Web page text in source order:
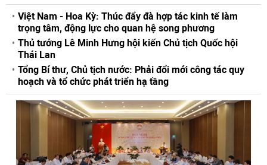
Việt Nam - Hoa Kỳ: Thúc đẩy đà hợp tác kinh tế làm
trọng tâm, động lực cho quan hệ song phương
Thủ tướng Lê Minh Hưng hội kiến Chủ tịch Quốc hội
Thái Lan
Tổng Bí thư, Chủ tịch nước: Phải đổi mới công tác quy
hoạch và tổ chức phát triển hạ tầng